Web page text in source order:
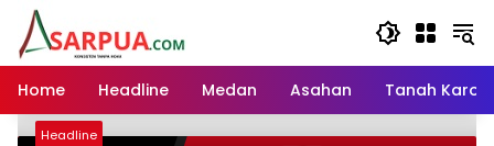
Langsung
konten
Home
Headline Medan Asahan Tanah Karo
Headline